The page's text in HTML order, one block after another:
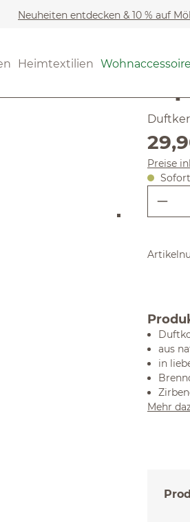
Neuheiten entdecken & 10 % auf
Heimtextilien
Preise
aus
in
Mehr